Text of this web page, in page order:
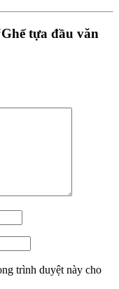
tựa đầu văn
trình duyệt này cho